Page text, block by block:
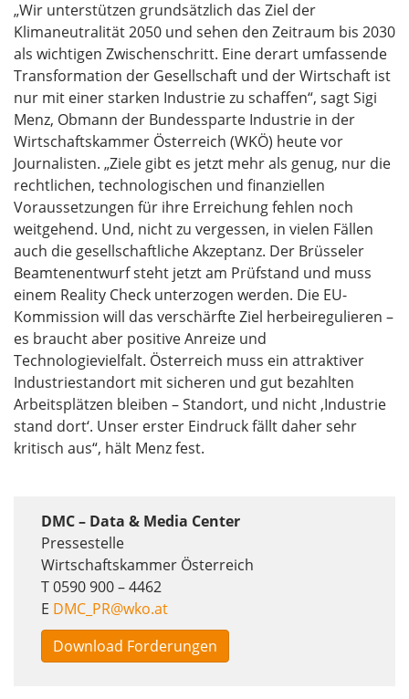
„Wir unterstützen grundsätzlich das Ziel der
Klimaneutralität 2050 und sehen den Zeitraum bis 2030
als wichtigen Zwischenschritt. Eine derart umfassende
Transformation der Gesellschaft und der Wirtschaft ist
nur mit einer starken Industrie zu schaffen“, sagt Sigi
Menz, Obmann der Bundessparte Industrie in der
Wirtschaftskammer Österreich (WKÖ) heute vor
Journalisten. „Ziele gibt es jetzt mehr als genug, nur die
rechtlichen, technologischen und finanziellen
Voraussetzungen für ihre Erreichung fehlen noch
weitgehend. Und, nicht zu vergessen, in vielen Fällen
auch die gesellschaftliche Akzeptanz. Der Brüsseler
Beamtenentwurf steht jetzt am Prüfstand und muss
einem Reality Check unterzogen werden. Die EU-
Kommission will das verschärfte Ziel herbeiregulieren –
es braucht aber positive Anreize und
Technologievielfalt. Österreich muss ein attraktiver
Industriestandort mit sicheren und gut bezahlten
Arbeitsplätzen bleiben – Standort, und nicht ‚Industrie
stand dort‘. Unser erster Eindruck fällt daher sehr
kritisch aus“, hält Menz fest.
DMC – Data & Media Center
Pressestelle
Wirtschaftskammer Österreich
T 0590 900 – 4462
E DMC_PR@wko.at
Download Forderungen